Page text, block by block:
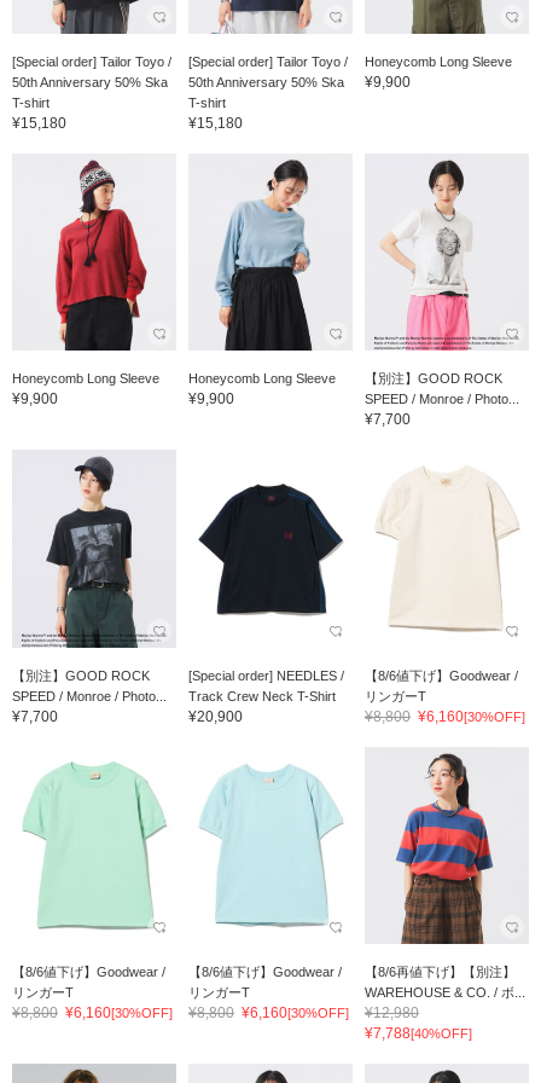
[Special order] Tailor Toyo /
50th Anniversary 50% Ska
T-shirt
¥15,180
[Special order] Tailor Toyo /
50th Anniversary 50% Ska
T-shirt
¥15,180
Honeycomb Long Sleeve
¥9,900
Honeycomb Long Sleeve
¥9,900
Honeycomb Long Sleeve
¥9,900
【別注】GOOD ROCK
SPEED / Monroe / Photo...
¥7,700
【別注】GOOD ROCK
SPEED / Monroe / Photo...
¥7,700
[Special order] NEEDLES /
Track Crew Neck T-Shirt
¥20,900
【8/6値下げ】Goodwear /
リンガーT
¥8,800 ¥6,160[30%OFF]
【8/6値下げ】Goodwear /
リンガーT
¥8,800 ¥6,160[30%OFF]
【8/6値下げ】Goodwear /
リンガーT
¥8,800 ¥6,160[30%OFF]
【8/6再値下げ】【別注】
WAREHOUSE & CO. / ボ...
¥12,980
¥7,788[40%OFF]